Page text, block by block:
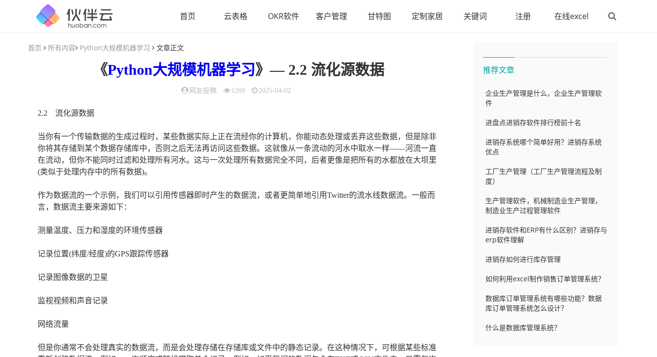
首页 云表格 OKR软件 客户管理 甘特图 定制家居 关键词 注册 在线excel
首页 所有内容 Python大规模机器学习 文章正文
《Python大规模机器学习》— 2.2 流化源数据
网友投稿 1269 2025-04-02
2.2 流化源数据
当你有一个传输数据的生成过程时，某些数据实际上正在流经你的计算机，你能动态处理或丢弃这些数据，但是除非
你将其存储到某个数据存储库中，否则之后无法再访问这些数据。这就像从一条流动的河水中取水一样——河流一直
在流动，但你不能同时过滤和处理所有河水。这与一次处理所有数据完全不同，后者更像是把所有的水都放在大坝里
(类似于处理内存中的所有数据)。
作为数据流的一个示例，我们可以引用传感器即时产生的数据流，或者更简单地引用Twitter的流水线数据流。一般而
言，数据流主要来源如下：
测量温度、压力和湿度的环境传感器
记录位置(纬度/经度)的GPS跟踪传感器
记录图像数据的卫星
监视视频和声音记录
网络流量
但是你通常不会处理真实的数据流，而是会处理存储在存储库或文件中的静态记录。在这种情况下，可根据某些标准
推荐文章
企业生产管理是什么，企业生产管理软
件
进盘点进销存软件排行榜前十名
进销存系统哪个简单好用？进销存系统
优点
工厂生产管理（工厂生产管理流程及制
度）
生产管理软件，机械制造业生产管理，
制造业生产过程管理软件
进销存软件和ERP有什么区别？进销存与
erp软件理解
进销存如何进行库存管理
如何利用excel制作销售订单管理系统？
数据库订单管理系统有哪些功能？数据
库订单管理系统怎么设计？
什么是数据库管理系统？